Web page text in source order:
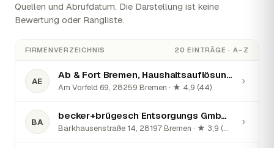
Quellen und Abrufdatum. Die Darstellung ist keine
Bewertung oder Rangliste.
FIRMENVERZEICHNIS 20 EINTRÄGE · A–Z
AE
Ab & Fort Bremen, Haushaltsauflösungen und Entrümpelungen
Am Vorfeld 69, 28259 Bremen · ★ 4,9 (44)
›
BA
becker+brügesch Entsorgungs GmbH - Anlieferung
Barkhausenstraße 14, 28197 Bremen · ★ 3,9 (25)
›